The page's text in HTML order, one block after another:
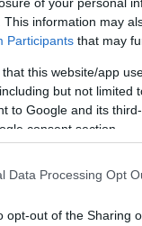
This information may
Participants that may
that this website/app
but not limited
to Google and its
consent section.
Data Processing Opt
opt-out of the Sharing